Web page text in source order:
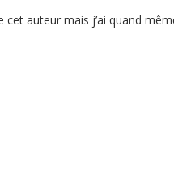
cet auteur mais j’ai quand